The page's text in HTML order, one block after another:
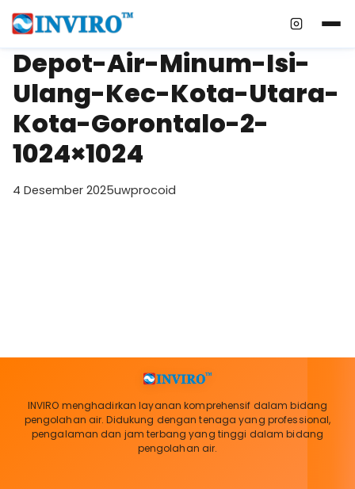
Depot-Air-Minum-Isi-
Ulang-Kec-Kota-Utara-
Kota-Gorontalo-2-
1024×1024
4 Desember 2025uwprocoid
INVIRO menghadirkan layanan komprehensif dalam bidang
pengolahan air. Didukung dengan tenaga yang professional,
pengalaman dan jam terbang yang tinggi dalam bidang
pengolahan air.